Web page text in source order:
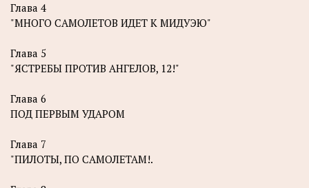
Глава 4
"МНОГО САМОЛЕТОВ ИДЕТ К МИДУЭЮ"
Глава 5
"ЯСТРЕБЫ ПРОТИВ АНГЕЛОВ, 12!"
Глава 6
ПОД ПЕРВЫМ УДАРОМ
Глава 7
"ПИЛОТЫ, ПО САМОЛЕТАМ!.